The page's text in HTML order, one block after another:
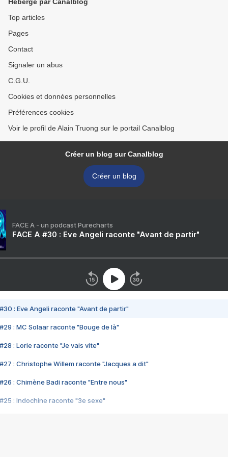
Top articles
Pages
Contact
Signaler un abus
C.G.U.
Cookies et données personnelles
Préférences cookies
Voir le profil de Alain Truong sur le portail Canalblog
Créer un blog sur Canalblog
Créer un blog
FACE A - un podcast Purecharts
FACE A #30 : Eve Angeli raconte "Avant de partir"
#30 : Eve Angeli raconte "Avant de partir"
#29 : MC Solaar raconte "Bouge de là"
#28 : Lorie raconte "Je vais vite"
#27 : Christophe Willem raconte "Jacques a dit"
#26 : Chimène Badi raconte "Entre nous"
#25 : Indochine raconte "3e sexe"